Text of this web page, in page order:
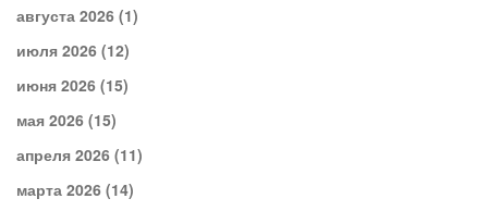
августа 2026 (1)
июля 2026 (12)
июня 2026 (15)
мая 2026 (15)
апреля 2026 (11)
марта 2026 (14)